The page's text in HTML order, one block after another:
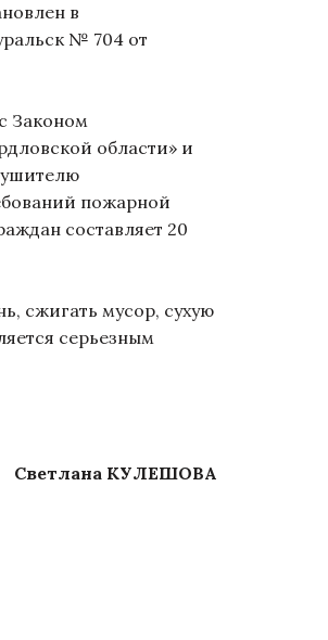
в
№ 704 от
Законом
области» и
пожарной
составляет 20
сжигать мусор, сухую
серьезным
Светлана КУЛЕШОВА